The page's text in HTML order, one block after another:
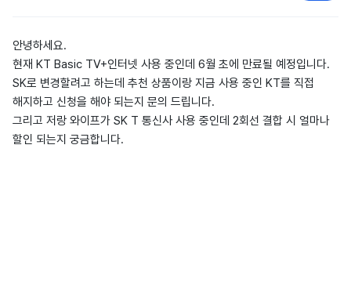
안녕하세요.
현재 KT Basic TV+인터넷 사용 중인데 6월 초에 만료될 예정입니다.
SK로 변경할려고 하는데 추천 상품이랑 지금 사용 중인 KT를 직접
해지하고 신청을 해야 되는지 문의 드립니다.
그리고 저랑 와이프가 SK T 통신사 사용 중인데 2회선 결합 시 얼마나
할인 되는지 궁금합니다.